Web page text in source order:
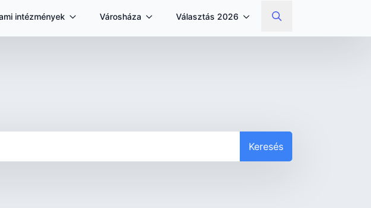
intézmények Városháza Választás 2026
Search
Keresés